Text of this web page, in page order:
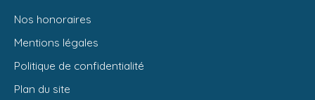
Nos honoraires
Mentions légales
Politique de confidentialité
Plan du site